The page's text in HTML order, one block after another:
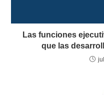
Las funciones
que las